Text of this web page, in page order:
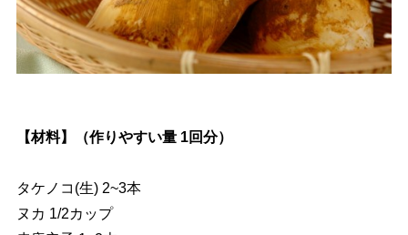
【材料】（作りやすい量 1回分）
タケノコ(生) 2~3本
ヌカ 1/2カップ